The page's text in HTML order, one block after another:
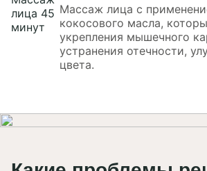
Массаж лица с
кокосового масла,
укрепления мышечного
устранения отечности,
цвета.